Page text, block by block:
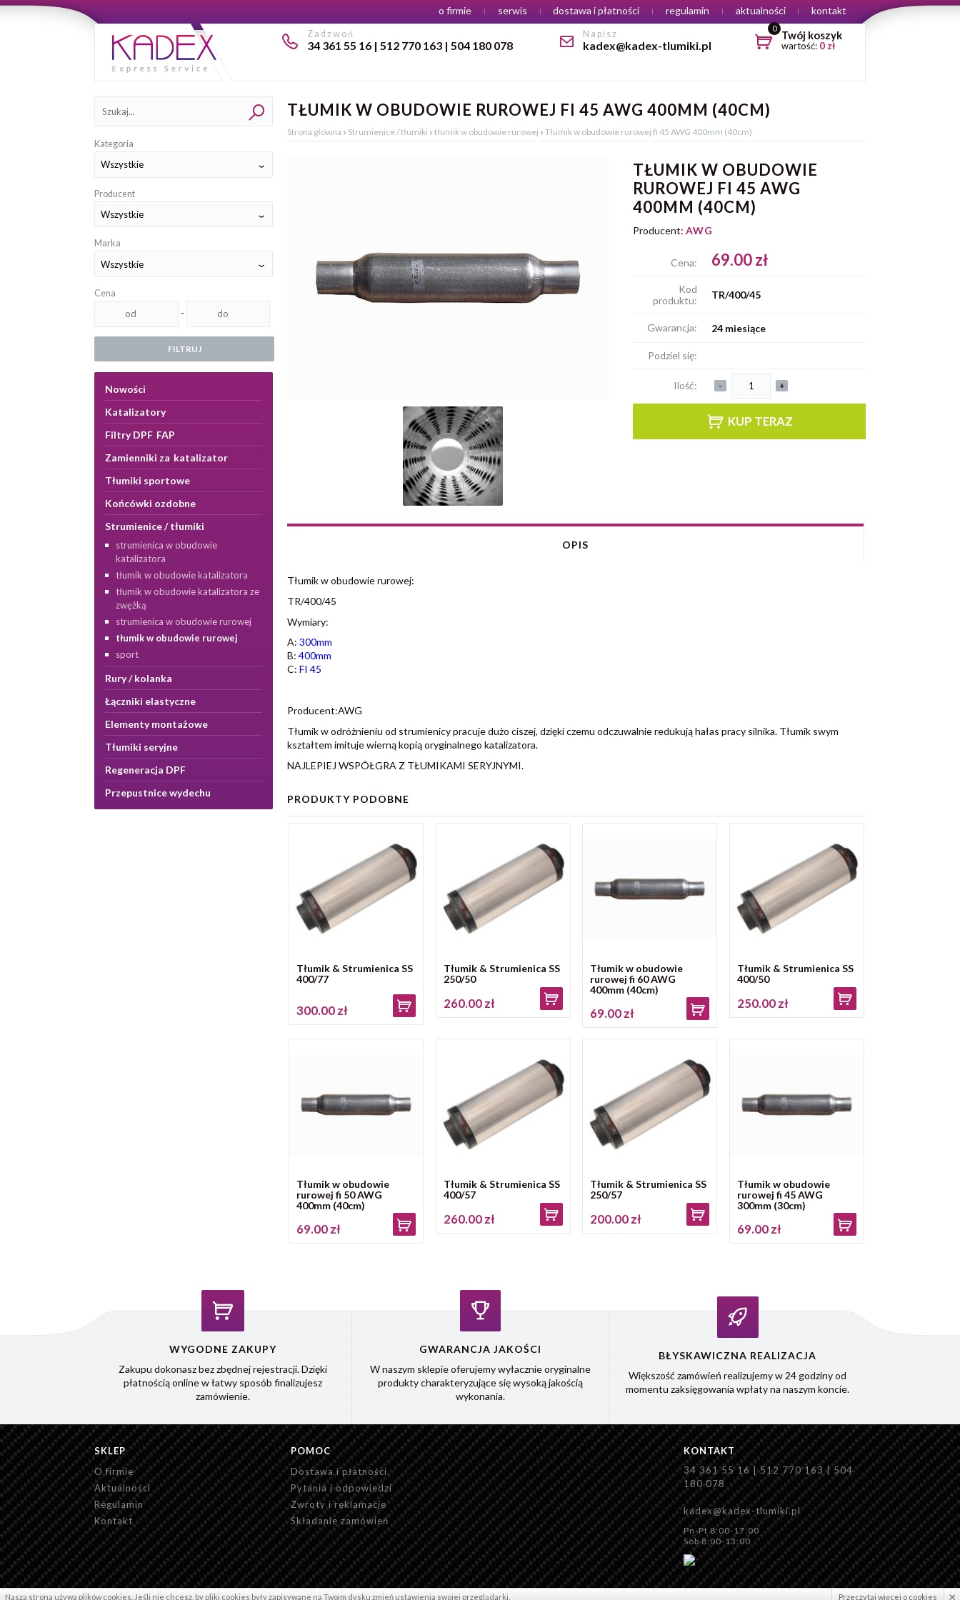
Zadzwoń
34 361 55 16 | 512 770 163 | 504 180 078
Napisz
kadex@kadex-tlumiki.pl
0
Twój koszyk
wartość: 0zł
Menu
o firmie serwis dostawa i płatności regulamin aktualności kontakt
Kategoria
Producent
Marka
Cena
-
FILTRUJ
Kategorie
Nowości
Katalizatory
Filtry DPF FAP
Zamienniki za katalizator
Tłumiki sportowe
Końcówki ozdobne
Strumienice / tłumiki
strumienica w obudowie
katalizatora
tłumik w obudowie katalizatora
tłumik w obudowie katalizatora ze
zwężką
strumienica w obudowie rurowej
tłumik w obudowie rurowej
sport
Rury / kolanka
Łączniki elastyczne
Elementy montażowe
Tłumiki seryjne
Regeneracja DPF
Przepustnice wydechu
TŁUMIK W OBUDOWIE RUROWEJ FI 45 AWG 400MM (40CM)
Strona główna › Strumienice / tłumiki › tłumik w obudowie rurowej › Tłumik w obudowie rurowej fi 45 AWG 400mm (40cm)
TŁUMIK W OBUDOWIE
RUROWEJ FI 45 AWG
400MM (40CM)
Producent:AWG
Cena: 69.00 zł
Kod
produktu:
TR/400/45
Gwarancja: 24 miesiące
Podziel się:
Ilość: - +
KUP TERAZ
OPIS
Tłumik w obudowie rurowej:
TR/400/45
Wymiary:
A: 300mm
B: 400mm
C: FI 45
Producent:AWG
Tłumik w odróżnieniu od strumienicy pracuje dużo ciszej, dzięki czemu odczuwalnie redukują hałas pracy silnika. Tłumik swym
kształtem imituje wierną kopią oryginalnego katalizatora.
NAJLEPIEJ WSPÓŁGRA Z TŁUMIKAMI SERYJNYMI.
PRODUKTY PODOBNE
Tłumik & Strumienica SS
400/77
300.00 zł
Tłumik & Strumienica SS
250/50
260.00 zł
Tłumik w obudowie
rurowej fi 60 AWG
400mm (40cm)
69.00 zł
Tłumik & Strumienica SS
400/50
250.00 zł
Tłumik w obudowie
rurowej fi 50 AWG
400mm (40cm)
69.00 zł
Tłumik & Strumienica SS
400/57
260.00 zł
Tłumik & Strumienica SS
250/57
200.00 zł
Tłumik w obudowie
rurowej fi 45 AWG
300mm (30cm)
69.00 zł
WYGODNE ZAKUPY
Zakupu dokonasz bez zbędnej rejestracji. Dzięki
płatnością online w łatwy sposób finalizujesz
zamówienie.
GWARANCJA JAKOŚCI
W naszym sklepie oferujemy wyłacznie oryginalne
produkty charakteryzujące się wysoką jakością
wykonania.
BŁYSKAWICZNA REALIZACJA
Większość zamówień realizujemy w 24 godziny od
momentu zaksięgowania wpłaty na naszym koncie.
SKLEP
O firmie
Aktualności
Regulamin
Kontakt
POMOC
Dostawa i płatności
Pytania i odpowiedzi
Zwroty i reklamacje
Składanie zamówień
KONTAKT
34 361 55 16 | 512 770 163 | 504
180 078
kadex@kadex-tlumiki.pl
Pn-Pt 8:00-17:00
Sob 8:00-13:00
Copyright ©2016 Kadex
Nasza strona używa plików cookies. Jeśli nie chcesz, by pliki cookies były zapisywane na Twoim dysku zmień ustawienia swojej przeglądarki. ×
Przeczytaj więcej o cookies